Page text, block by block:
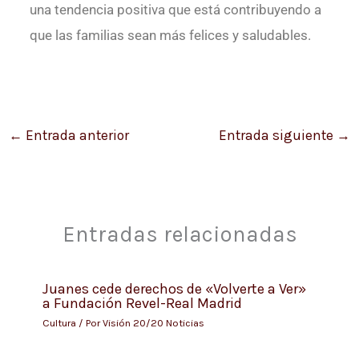
una tendencia positiva que está contribuyendo a
que las familias sean más felices y saludables.
← Entrada anterior Entrada siguiente →
Entradas relacionadas
Juanes cede derechos de «Volverte a Ver»
a Fundación Revel-Real Madrid
Cultura / PorVisión 20/20 Noticias